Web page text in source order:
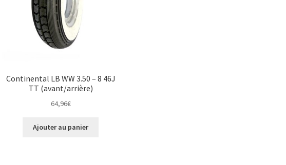
Continental LB WW 3.50 – 8 46J
TT (avant/arrière)
64,96€
Ajouter au panier